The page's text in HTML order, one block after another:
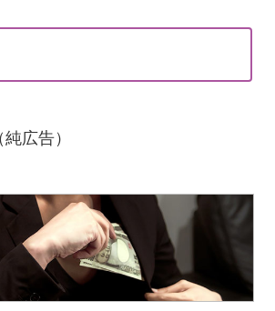
広告）